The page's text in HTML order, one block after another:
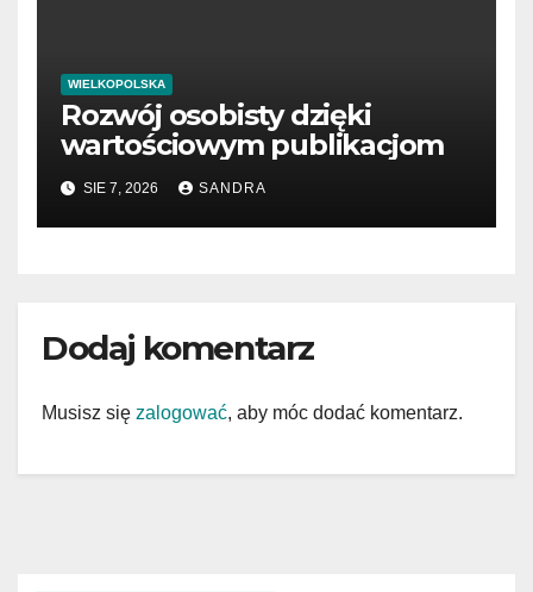
WIELKOPOLSKA
Rozwój osobisty dzięki
wartościowym publikacjom
SIE 7, 2026 SANDRA
Dodaj komentarz
Musisz się zalogować, aby móc dodać komentarz.